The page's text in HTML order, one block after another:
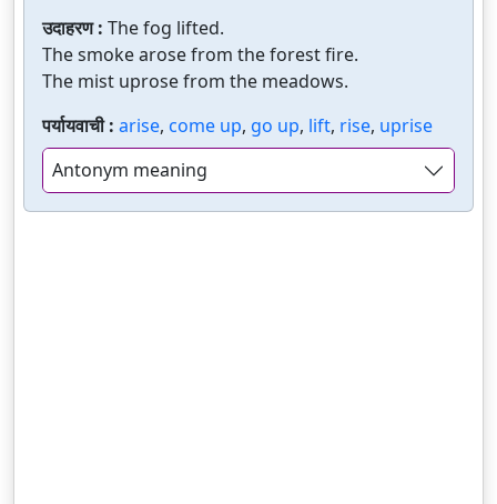
उदाहरण : The fog lifted.
The smoke arose from the forest fire.
The mist uprose from the meadows.
पर्यायवाची : arise, come up, go up, lift, rise, uprise
Antonym meaning